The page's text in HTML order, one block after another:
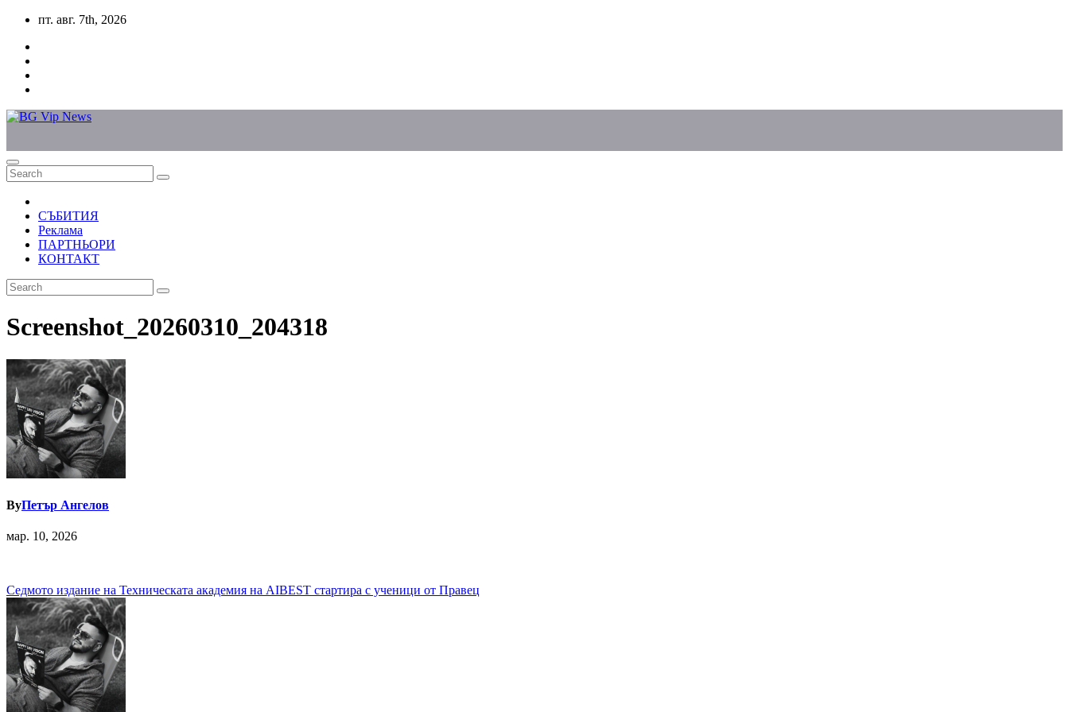
Skip
content
пт. авг. 7th, 2026
СЪБИТИЯ
Реклама
ПАРТНЬОРИ
КОНТАКТ
Screenshot_20260310_204318
ByПетър Ангелов
мар. 10, 2026
Навигация
Седмото издание на Техническата академия на AIBEST стартира с ученици от Правец